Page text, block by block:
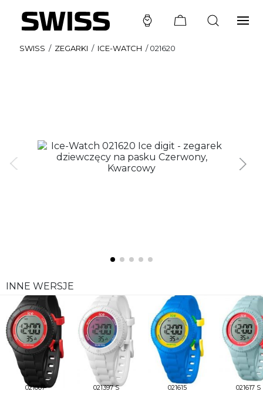
SWISS / ZEGARKI / ICE-WATCH /021620
INNE WERSJE
021007 021397 S 021615 021617 S